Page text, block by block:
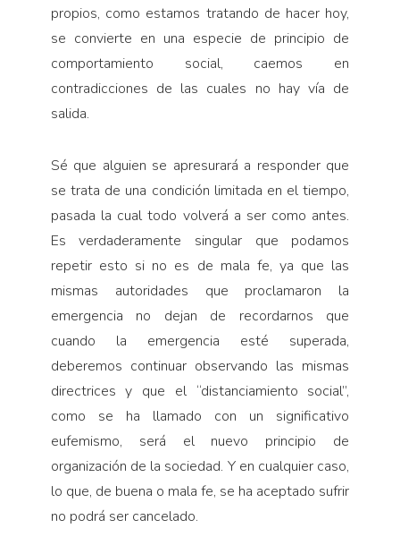
propios, como estamos tratando de hacer hoy,
se convierte en una especie de principio de
comportamiento social, caemos en
contradicciones de las cuales no hay vía de
salida.
Sé que alguien se apresurará a responder que
se trata de una condición limitada en el tiempo,
pasada la cual todo volverá a ser como antes.
Es verdaderamente singular que podamos
repetir esto si no es de mala fe, ya que las
mismas autoridades que proclamaron la
emergencia no dejan de recordarnos que
cuando la emergencia esté superada,
deberemos continuar observando las mismas
directrices y que el “distanciamiento social”,
como se ha llamado con un significativo
eufemismo, será el nuevo principio de
organización de la sociedad. Y en cualquier caso,
lo que, de buena o mala fe, se ha aceptado sufrir
no podrá ser cancelado.